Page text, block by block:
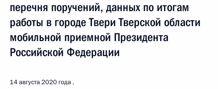
перечня поручений, данных по итогам
работы в городе Твери Тверской области
мобильной приемной Президента
Российской Федерации
14 августа 2020 года